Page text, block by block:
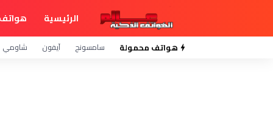
الرئيسية
هواتف محمولة سامسونج آيفون شاومي